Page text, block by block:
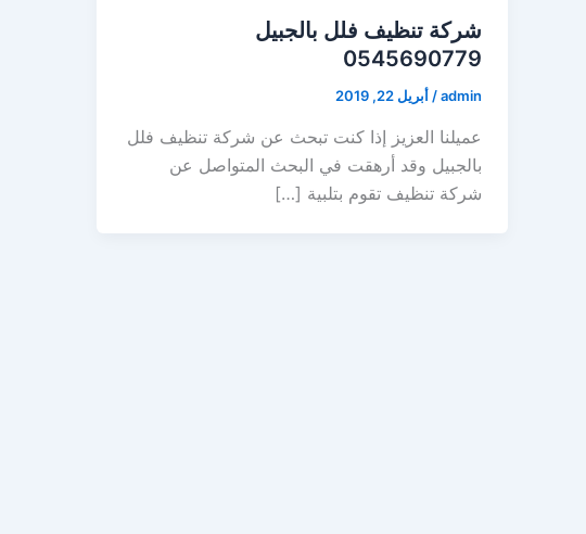
شركة تنظيف فلل بالجبيل
0545690779
admin
/أبريل 22, 2019
عميلنا العزيز إذا كنت تبحث عن شركة تنظيف فلل
بالجبيل وقد أرهقت في البحث المتواصل عن
شركة تنظيف تقوم بتلبية […]